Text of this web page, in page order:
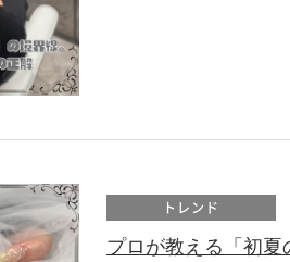
トレンド
プロが教える「初夏